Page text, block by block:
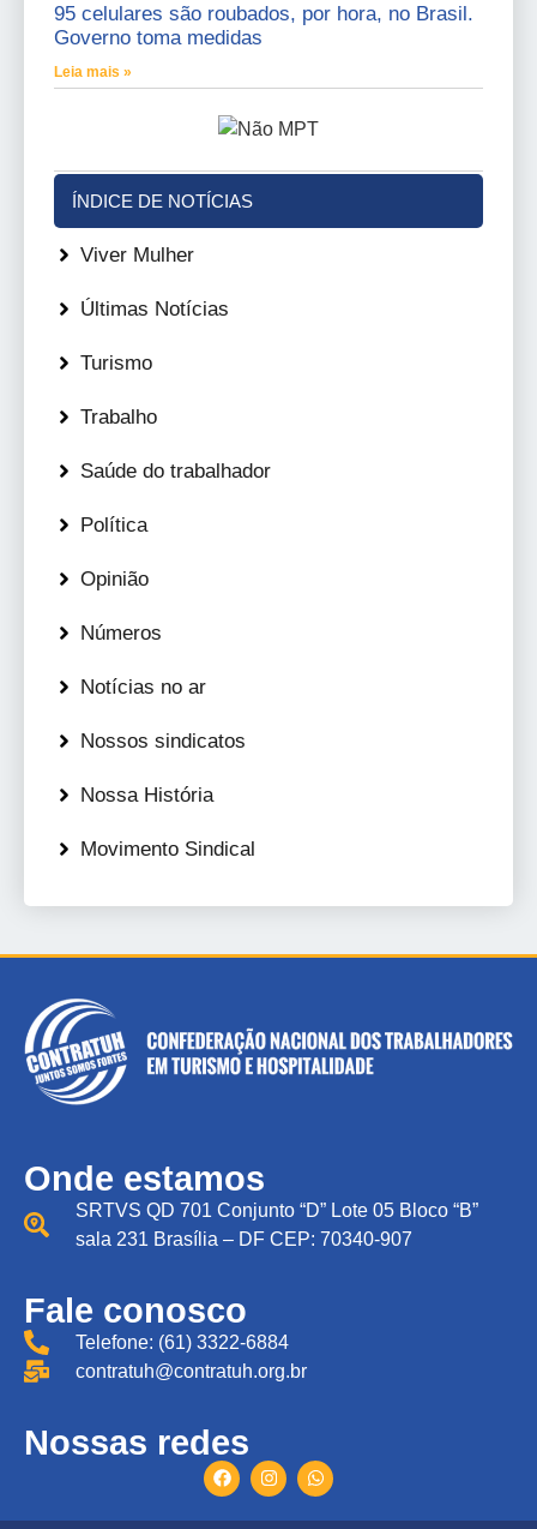
95 celulares são roubados, por hora, no Brasil.
Governo toma medidas
Leia mais »
ÍNDICE DE NOTÍCIAS
Viver Mulher
Últimas Notícias
Turismo
Trabalho
Saúde do trabalhador
Política
Opinião
Números
Notícias no ar
Nossos sindicatos
Nossa História
Movimento Sindical
Onde estamos
SRTVS QD 701 Conjunto “D” Lote 05 Bloco “B”
sala 231 Brasília – DF CEP: 70340-907
Fale conosco
Telefone: (61) 3322-6884
contratuh@contratuh.org.br
Nossas redes